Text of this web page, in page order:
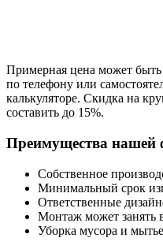
Примерная цена может
по телефону или
калькуляторе. Скидка на
составить до 15%.
Преимущества
Собственное
Минимальный срок
Ответственные
Монтаж может занять
Уборка мусора и